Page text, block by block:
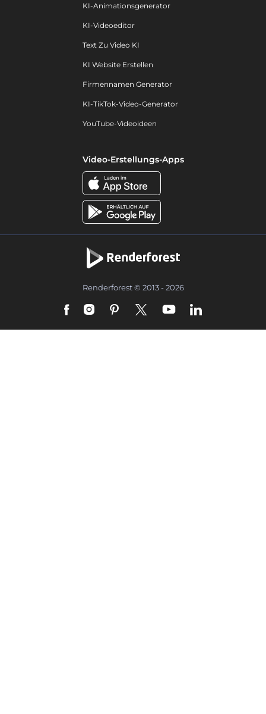
KI-Animationsgenerator
KI-Videoeditor
Text Zu Video KI
KI Website Erstellen
Firmennamen Generator
KI-TikTok-Video-Generator
YouTube-Videoideen
Video-Erstellungs-Apps
Renderforest © 2013 - 2026